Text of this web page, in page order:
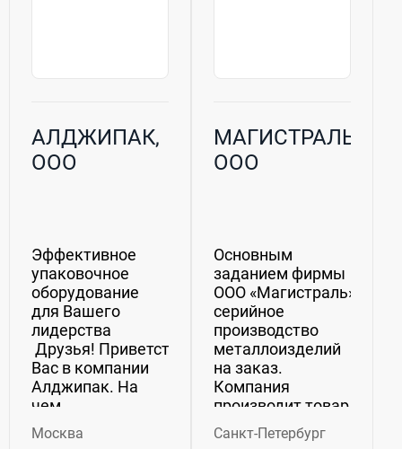
АЛДЖИПАК,
ООО
Эффективное
упаковочное
оборудование
для Вашего
лидерства
Друзья! Приветствуем
Вас в компании
Алджипак. На
чем
специализируется
наша компания?
Москва
МАГИСТРАЛЬ,
ООО
Основным
заданием фирмы
ООО «Магистраль»
серийное
производство
металлоизделий
на заказ.
Компания
производит товар
уже более 15 лет
и за это время
Санкт-Петербург